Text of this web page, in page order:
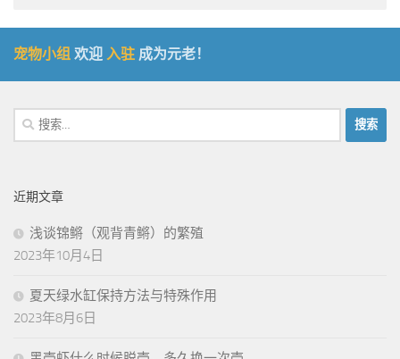
宠物小组 欢迎 入驻 成为元老！
搜
索：
近期文章
浅谈锦鳉（观背青鳉）的繁殖
2023年10月4日
夏天绿水缸保持方法与特殊作用
2023年8月6日